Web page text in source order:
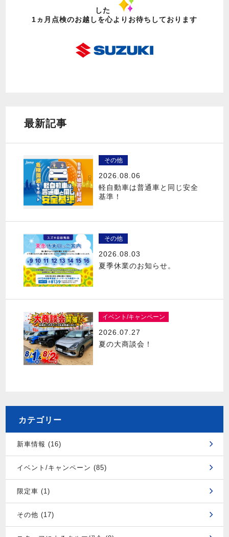
した
1ヵ月点検のお越しを心よりお待ちしております
最新記事
その他
2026.08.06
軽自動車は普通車と同じ安全
基準！
その他
2026.08.03
夏季休業のお知らせ。
イベント/キャンペーン
2026.07.27
夏の大商談会！
カテゴリー
新車情報 (16)
イベント/キャンペーン (85)
限定車 (1)
その他 (17)